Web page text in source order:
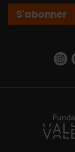
S'abonner
https://